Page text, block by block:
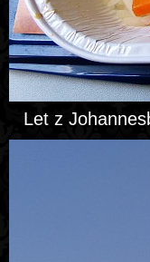
Let z